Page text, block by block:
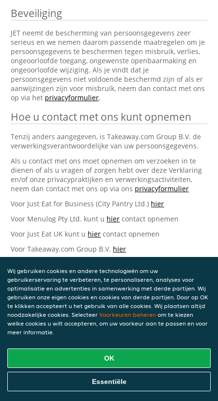
Beveiliging
JET neemt de bescherming van persoonsgegevens zeer
serieus en we nemen daarom passende maatregelen om je
persoonsgegevens te beschermen tegen misbruik, verlies,
ongeoorloofde toegang, ongewenste openbaarmaking en
ongeoorloofde wijziging. Als je vindt dat je
persoonsgegevens niet voldoende beschermd zijn of als er
aanwijzingen zijn voor misbruik, neem dan contact met ons
op via het privacyformulier.
Hoe u contact met ons kunt opnemen
Tenzij anders aangegeven, is Takeaway.com Group B.V. de
verwerkingsverantwoordelijke van uw persoonsgegevens.
Als u contact met ons moet opnemen om verzoeken in te
dienen of als u vragen of zorgen hebt over deze Verklaring
en/of onze privacypraktijken en verwerkingsactiviteiten,
neem dan contact met ons op via ons privacyformulier
Voor Just Eat for Business (City Pantry Ltd.) hier
Voor Menulog Pty Ltd. kunt u hier contact opnemen
Voor Just Eat UK kunt u hier contact opnemen
Voor Takeaway.com Group B.V. hier
Takeaway.com Group B.V.
Piet Heinkade 61
1019 GM Amsterdam
Nederland
Bijgewerkte versies van deze
Wij kunnen deze Verklaring van tijd tot tijd bijwerken als
reactie op veranderende juridische, technische of zakelijke
ontwikkelingen. Wanneer wij onze Privacyverklaring
bijwerken, zullen wij passende maatregelen nemen om u
Wij gebruiken cookies en andere technologieën om uw
gebruikerservaring te verbeteren, te personaliseren, analyses voor
optimalisatie en advertenties in samenwerking met derde partijen. Wij
gebruiken onze eigen cookies en cookies van derde partijen. Door op OK
te klikken accepteert u het gebruik van alle cookies. Wij plaatsen altijd
noodzakelijke cookies. Selecteer Voorkeuren beheren om te kiezen
welke cookies u wilt accepteren, om uw voorkeur aan te passen en voor
meer informatie.
OK
Essentiële